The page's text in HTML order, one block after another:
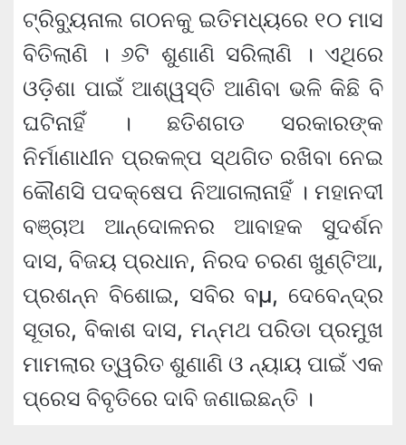
ଟ୍ରିବ୍ୟୁନାଲ ଗଠନକୁ ଇତିମଧ୍ୟରେ ୧୦ ମାସ
ବିତିଲାଣି । ୬ଟି ଶୁଣାଣି ସରିଲାଣି । ଏଥିରେ
ଓଡ଼ିଶା ପାଇଁ ଆଶ୍ୱସ୍ତି ଆଣିବା ଭଳି କିଛି ବି
ଘଟିନାହିଁ । ଛତିଶଗଡ ସରକାରଙ୍କ
ନିର୍ମାଣାଧୀନ ପ୍ରକଳ୍ପ ସ୍ଥଗିତ ରଖିବା ନେଇ
କୌଣସି ପଦକ୍ଷେପ ନିଆଗଲାନାହିଁ । ମହାନଦୀ
ବଞ୍ଚାଅ ଆନ୍ଦୋଳନର ଆବାହକ ସୁଦର୍ଶନ
ଦାସ, ବିଜୟ ପ୍ରଧାନ, ନିରଦ ଚରଣ ଖୁଣ୍ଟିଆ,
ପ୍ରଶନ୍ନ ବିଶୋଇ, ସବିର ବµ, ଦେବେନ୍ଦ୍ର
ସୂତାର, ବିକାଶ ଦାସ, ମନ୍ମଥ ପରିଡା ପ୍ରମୁଖ
ମାମଲାର ତ୍ୱରିତ ଶୁଣାଣି ଓ ନ୍ୟାୟ ପାଇଁ ଏକ
ପ୍ରେସ ବିବୃତିରେ ଦାବି ଜଣାଇଛନ୍ତି ।